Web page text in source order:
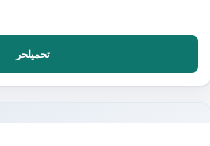
تحميلحر